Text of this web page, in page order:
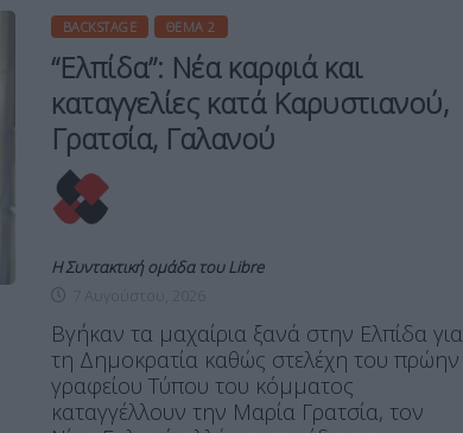
BACKSTAGE ΘΈΜΑ 2
“Ελπίδα”: Νέα καρφιά και
καταγγελίες κατά Καρυστιανού,
Γρατσία, Γαλανού
Η Συντακτική ομάδα του Libre
Βγήκαν τα μαχαίρια ξανά στην Ελπίδα για
τη Δημοκρατία καθώς στελέχη του πρώην
γραφείου Τύπου του κόμματος
καταγγέλλουν την Μαρία Γρατσία, τον